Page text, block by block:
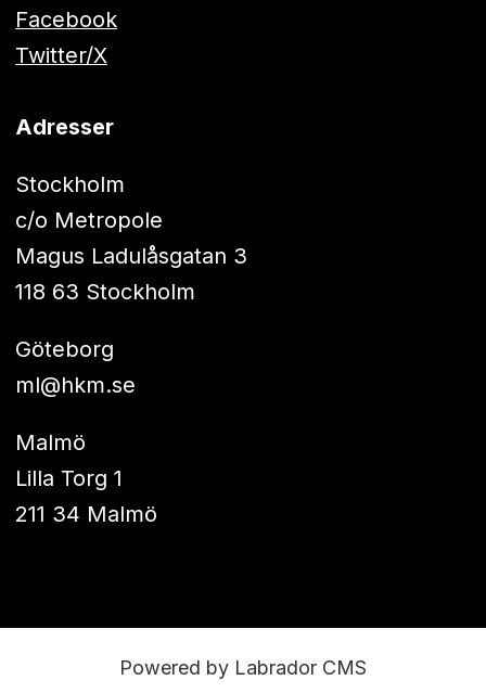
Facebook
Twitter/X
Adresser
Stockholm
c/o Metropole
Magus Ladulåsgatan 3
118 63 Stockholm
Göteborg
ml@hkm.se
Malmö
Lilla Torg 1
211 34 Malmö
Powered by Labrador CMS